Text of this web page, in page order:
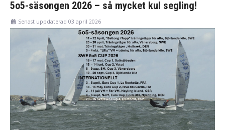
5o5-säsongen 2026 – så mycket kul segling!
Senast uppdaterad 03 april 2026